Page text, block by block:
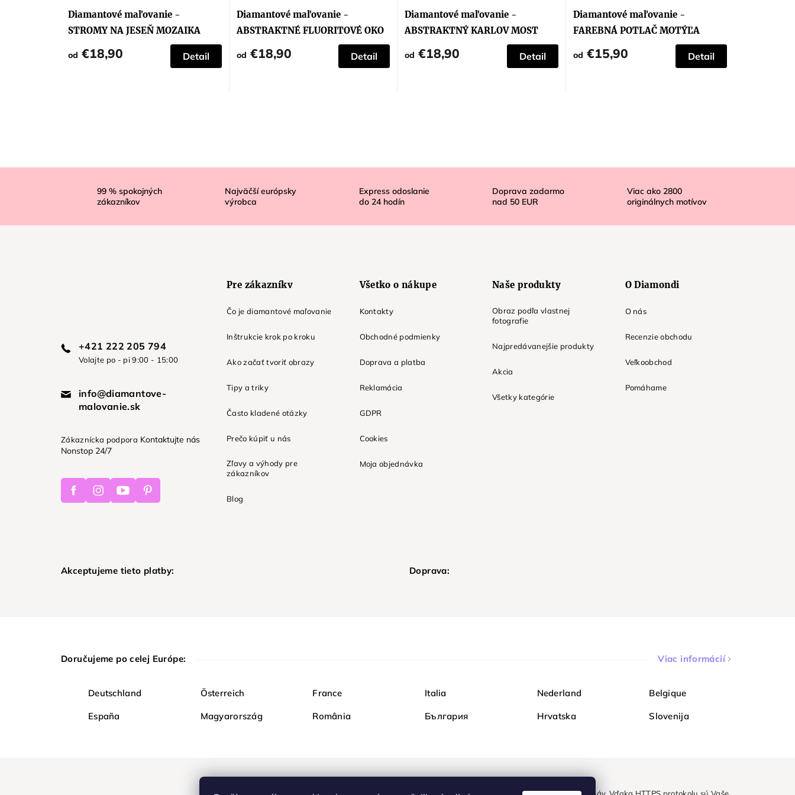
Diamantové maľovanie -
STROMY NA JESEŇ MOZAIKA
od €18,90 Detail
Diamantové maľovanie -
ABSTRAKTNÉ FLUORITOVÉ OKO
od €18,90 Detail
Diamantové maľovanie -
ABSTRAKTNÝ KARLOV MOST
produktu
je
5,0
z
hviezdičiek.
od €18,90 Detail
Diamantové maľovanie -
FAREBNÁ POTLAČ MOTÝĽA
od €15,90 Detail
ä
99% spokojných
zákazníkov
Najväčší európsky
výrobca
Express odoslanie
do 24 hodín
Doprava zadarmo
nad 50 EUR
Viac ako 2800
originálnych motívov
+421 222 205 794
Volajte po - pi 9:00 - 15:00
info@diamantove-
malovanie.sk
Zákaznícka podpora Kontaktujte nás
Nonstop 24/7
FacebookInstagramYoutubePinterest
Pre zákazníkv
Čo je diamantové maľovanie
Inštrukcie krok po kroku
Ako začať tvoriť obrazy
Tipy a triky
Často kladené otázky
Prečo kúpiť u nás
Zľavy a výhody pre
zákazníkov
Blog
Všetko o nákupe
Kontakty
Obchodné podmienky
Doprava a platba
Reklamácia
GDPR
Cookies
Moja objednávka
Naše produkty
Obraz podľa vlastnej
fotografie
Najpredávanejšie produkty
Akcia
Všetky kategórie
O Diamondi
O nás
Recenzie obchodu
Veľkoobchod
Pomáhame
Akceptujeme tieto platby: Doprava:
Doručujeme po celej Európe: Viac informácií
Deutschland Österreich France Italia Nederland Belgique
España Magyarország România България Hrvatska Slovenija